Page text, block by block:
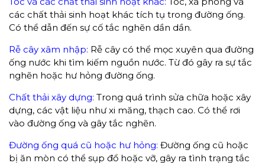
các chất thải sinh hoạt khác tích tụ trong đường ống.
Có thể dẫn đến sự cố tắc nghẽn dần dần.
Rễ cây xâm nhập: Rễ cây có thể mọc xuyên qua đường
ống nước khi tìm kiếm nguồn nước. Từ đó gây ra sự tắc
nghẽn hoặc hư hỏng đường ống.
Chất thải xây dựng: Trong quá trình sửa chữa hoặc xây
dựng, các vật liệu như xi măng, thạch cao. Có thể rơi
vào đường ống và gây tắc nghẽn.
Đường ống quá cũ hoặc hư hỏng: Đường ống cũ hoặc
bị ăn mòn có thể sụp đổ hoặc vỡ, gây ra tình trạng tắc